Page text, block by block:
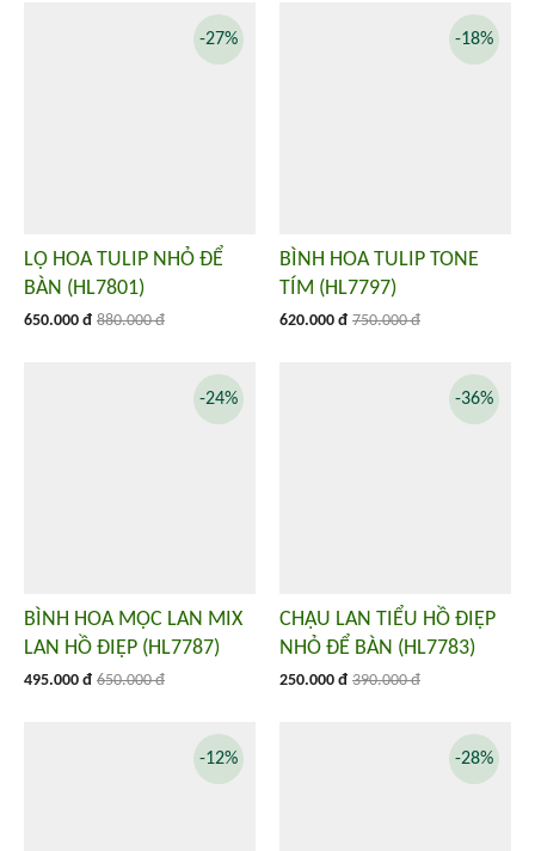
LỌ HOA TULIP NHỎ ĐỂ
BÀN (HL7801)
650.000 đ 880.000 đ
-27%
BÌNH HOA TULIP TONE
TÍM (HL7797)
620.000 đ 750.000 đ
-18%
BÌNH HOA MỘC LAN MIX
LAN HỒ ĐIỆP (HL7787)
495.000 đ 650.000 đ
-24%
CHẬU LAN TIỂU HỒ ĐIỆP
NHỎ ĐỂ BÀN (HL7783)
250.000 đ 390.000 đ
-36%
-12% -28%